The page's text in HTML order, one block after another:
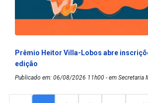
Prêmio Heitor Villa-Lobos abre
edição
Publicado em: 06/08/2026 11h00 - em Secretaria